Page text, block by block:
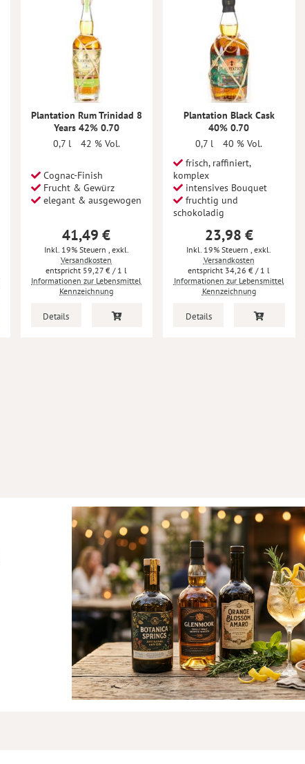
Plantation Rum Trinidad 8
Years 42% 0.70
0,7 l
42 % Vol.
Cognac-Finish
Frucht & Gewürz
elegant & ausgewogen
41,49 €
Inkl. 19% Steuern , exkl.
Versandkosten
59,27 € / 1 l
Informationen zur Lebensmittel
Kennzeichnung
Details
Plantation Black Cask
40% 0.70
0,7 l
40 % Vol.
frisch, raffiniert,
komplex
intensives Bouquet
fruchtig und
schokoladig
23,98 €
Inkl. 19% Steuern, exkl.
Versandkosten
34,26 € / 1 l
Informationen zur Lebensmittel
Kennzeichnung
Details